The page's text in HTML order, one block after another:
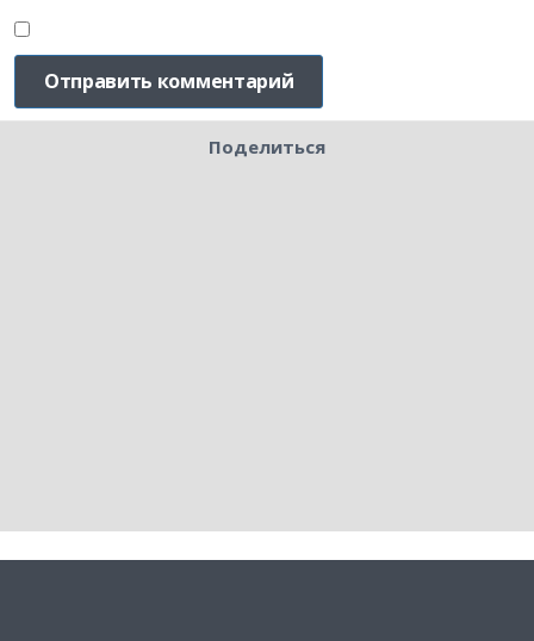
Поделиться